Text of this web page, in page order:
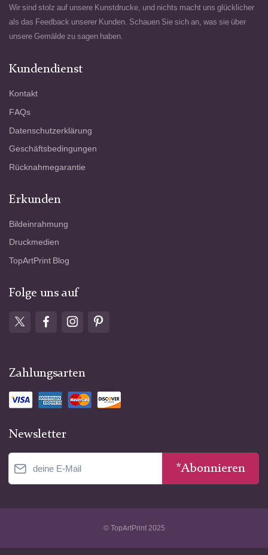
Wir sind stolz auf unsere Kunstdrucke, und nichts macht uns glücklicher
als das Feedback unserer Kunden. Schauen Sie sich an, was sie über
unsere Gemälde zu sagen haben.
Kundendienst
Kontakt
FAQs
Datenschutzerklärung
Geschäftsbedingungen
Rücknahmegarantie
Erkunden
Bildeinrahmung
Druckmedien
TopArtPrint Blog
Folge uns auf
Zahlungsarten
Newsletter
*Abonnieren
© TopArtPrint 2025